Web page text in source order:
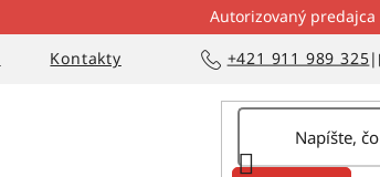
Autorizovaný
Kontakty +421 911 989 325|